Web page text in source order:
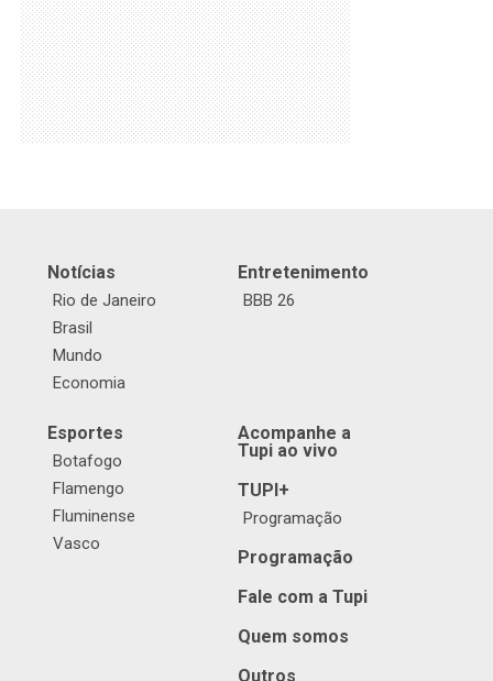
Notícias
Rio de Janeiro
Brasil
Mundo
Economia
Entretenimento
BBB 26
Esportes
Botafogo
Flamengo
Fluminense
Vasco
Acompanhe a
Tupi ao vivo
TUPI+
Programação
Programação
Fale com a Tupi
Quem somos
Outros